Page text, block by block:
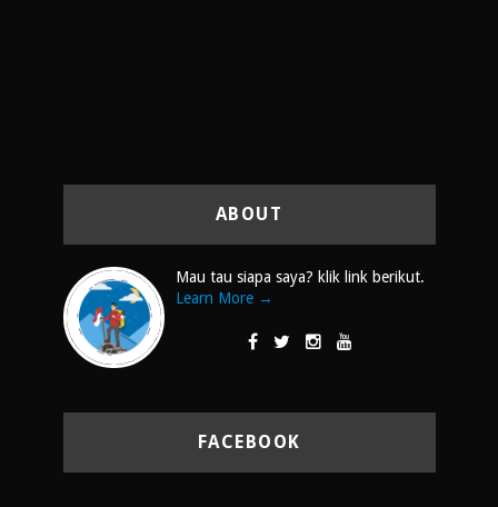
ABOUT
Mau tau siapa saya? klik link berikut.
Learn More →
FACEBOOK